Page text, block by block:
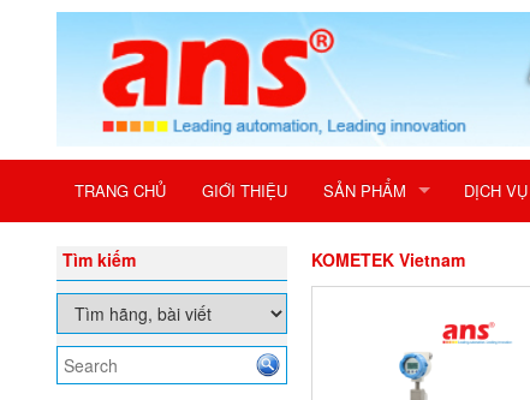
TRANG CHỦ GIỚI THIỆU SẢN PHẨM DỊCH VỤ
Tìm kiếm KOMETEK Vietnam